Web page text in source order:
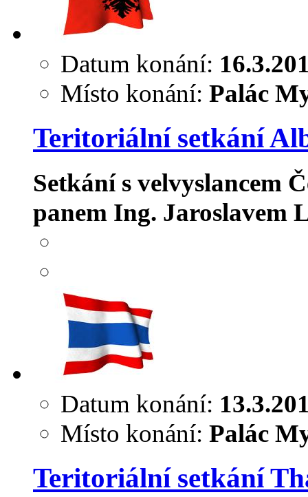
Datum konání:
Místo konání: Palác
Teritoriální setkání
Setkání s velvyslancem
panem Ing. Jaroslavem
Datum konání:
Místo konání: Palác
Teritoriální setkání